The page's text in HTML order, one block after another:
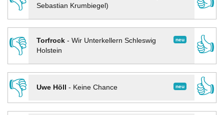
Sebastian Krumbiegel)
👎 neu
Torfrock- Wir Unterkellern Schleswig
Holstein
👍
👎
neu
Uwe Höll - Keine Chance
👍